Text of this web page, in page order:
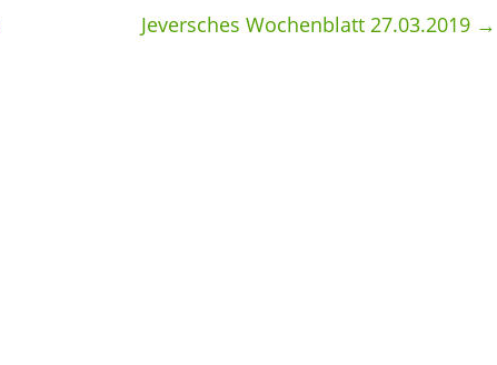
Jeversches Wochenblatt 27.03.2019 →